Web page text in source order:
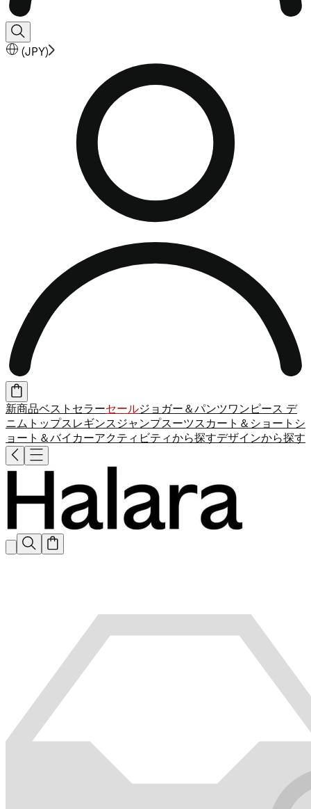
(JPY)
新商品ベストセラーセールジョガー＆パンツワンピース デ
ニム トップス レギンス ジャンプスーツスカート＆ショート シ
ョート＆バイカーアクティビティから探すデザインから探す